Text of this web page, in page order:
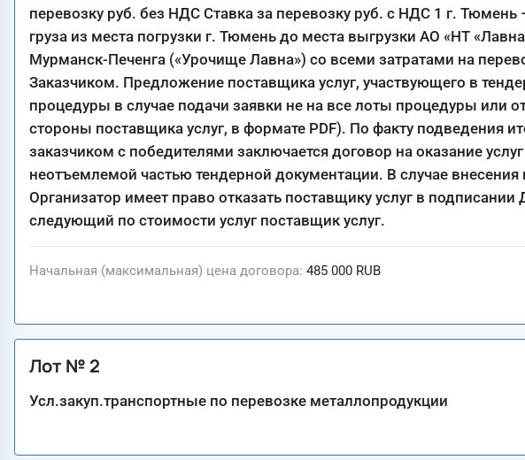
перевозку руб. без НДС Ставка за перевозку руб. с НДС 1 г.
груза из места погрузки г. Тюмень до места выгрузки АО «НТ
Мурманск-Печенга («Урочище Лавна») со всеми затратами на
Заказчиком. Предложение поставщика услуг, участвующего в
процедуры в случае подачи заявки не на все лоты процедуры или
стороны поставщика услуг, в формате PDF). По факту подведения
заказчиком с победителями заключается договор на оказание
неотъемлемой частью тендерной документации. В случае
Организатор имеет право отказать поставщику услуг в
следующий по стоимости услуг поставщик услуг.
Начальная (максимальная) цена договора 485 000 RUB
Лот № 2
Усл.закуп.транспортные по перевозке металлопродукции